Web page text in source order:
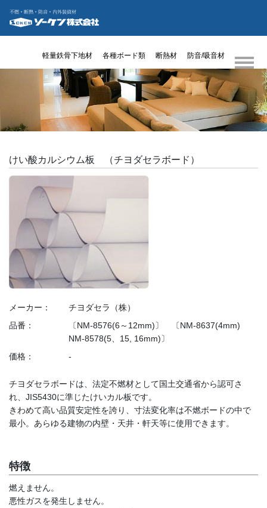
軽量鉄骨下地材 各種ボード類 断熱材 防音/吸音材
けい酸カルシウム板 （チヨダセラボード）
メーカー：
チヨダセラ（株）
品番：
〔NM-8576(6～12mm)〕 〔NM-8637(4mm)
NM-8578(5、15, 16mm)〕
価格：
-
チヨダセラボードは、法定不燃材として国土交通省から認可さ
れ、JIS5430に準じたけいカル板です。
きわめて高い品質安定性を誇り、寸法変化率は不燃ボードの中で
最小。あらゆる建物の内壁・天井・軒天等に使用できます。
特徴
燃えません。
悪性ガスを発生しません。